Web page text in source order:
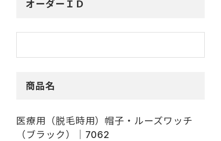
オーダーＩＤ
商品名
医療用（脱毛時用）帽子・ルーズワッチ
（ブラック）｜7062